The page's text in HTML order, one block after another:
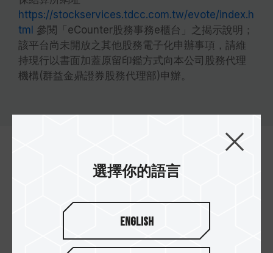
https://stockservices.tdcc.com.tw/evote/index.h
tml 參閱「eCounter股務事務e櫃台」之揭示說明；
該平台尚未開放之其他股務電子化申辦事項，請維
持現行以書面加蓋原留印鑑方式向本公司股務代理
機構(群益金鼎證券股務代理部)申辦。
投資人關係處理窗口
IR@teamgroup.com.tw
選擇你的語言
English